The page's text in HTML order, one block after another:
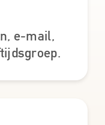
e-mail,